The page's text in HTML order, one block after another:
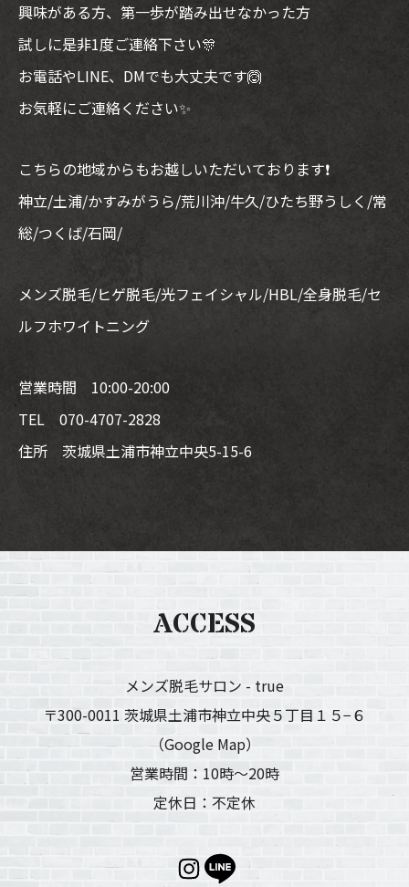
興味がある方、第一歩が踏み出せなかった方
試しに是非1度ご連絡下さい🎊
お電話やLINE、DMでも大丈夫です🙆
お気軽にご連絡ください✨
こちらの地域からもお越しいただいております❗
神立/土浦/かすみがうら/荒川沖/牛久/ひたち野うしく/常
総/つくば/石岡/
メンズ脱毛/ヒゲ脱毛/光フェイシャル/HBL/全身脱毛/セ
ルフホワイトニング
営業時間 10:00-20:00
TEL 070-4707-2828
住所 茨城県土浦市神立中央5-15-6
ACCESS
メンズ脱毛サロン - true
〒300-0011 茨城県土浦市神立中央５丁目１５−６
（Google Map）
営業時間：10時〜20時
定休日：不定休